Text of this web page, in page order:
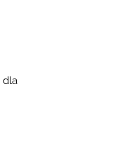
dla